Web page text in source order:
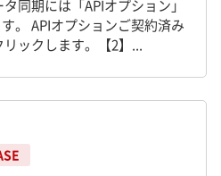
同期には「APIオプション」
。 APIオプションご契約済み
ックします。【2】...